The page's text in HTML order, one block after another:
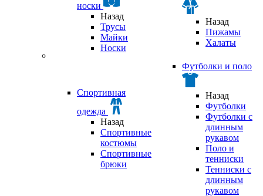
носки
Назад
Трусы
Майки
Носки
Назад
Пижамы
Халаты
Спортивная
одежда
Назад
Спортивные
костюмы
Спортивные
брюки
Футболки и поло
Назад
Футболки
Футболки с
длинным
рукавом
Поло и
тенниски
Тенниски с
длинным
рукавом